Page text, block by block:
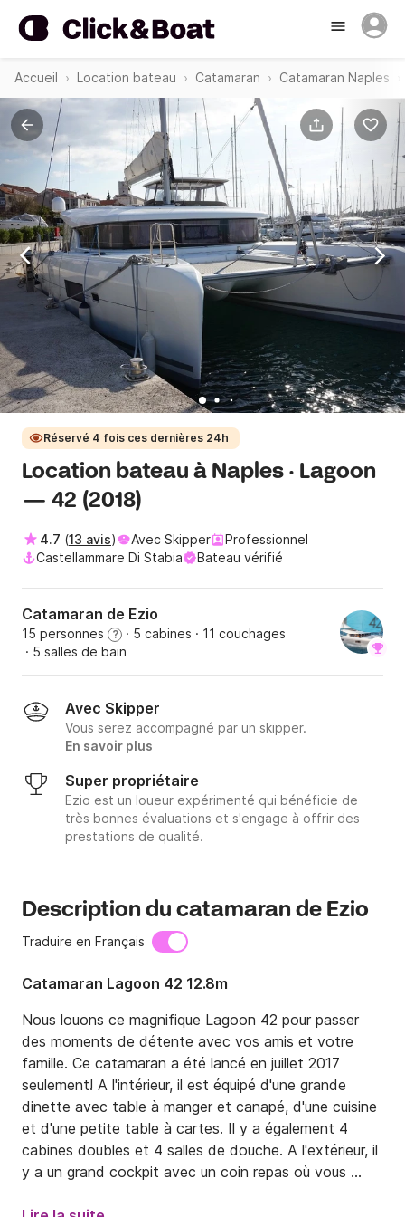
Accueil Location bateau Catamaran Catamaran Naples
Réservé 4 fois ces dernières 24h
Location bateau à Naples · Lagoon
— 42 (2018)
4.7 (13 avis) Avec Skipper
Professionnel
Castellammare Di Stabia
Bateau vérifié
Catamaran de Ezio
15 personnes ? · 5 cabines · 11 couchages
· 5 salles de bain
Avec Skipper
Vous serez accompagné par un skipper.
En savoir plus
Super propriétaire
Ezio est un loueur expérimenté qui bénéficie de
très bonnes évaluations et s'engage à offrir des
prestations de qualité.
Description du catamaran de Ezio
Traduire en Français
Catamaran Lagoon 42 12.8m
Nous louons ce magnifique Lagoon 42 pour passer
des moments de détente avec vos amis et votre
famille. Ce catamaran a été lancé en juillet 2017
seulement! A l'intérieur, il est équipé d'une grande
dinette avec table à manger et canapé, d'une cuisine
et d'une petite table à cartes. Il y a également 4
cabines doubles et 4 salles de douche. A l'extérieur, il
y a un grand cockpit avec un coin repas où vous